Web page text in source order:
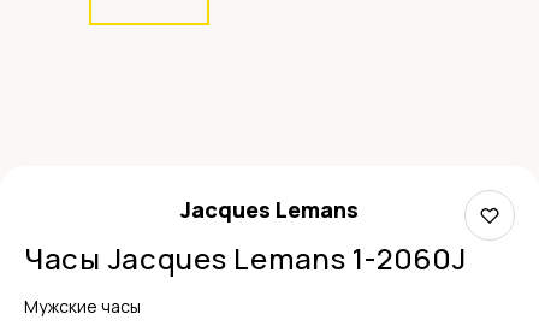
Jacques Lemans
Часы Jacques Lemans 1-2060J
Мужские часы